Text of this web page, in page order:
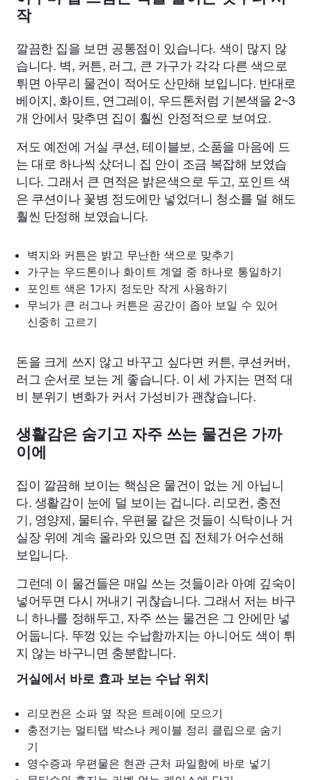
작
깔끔한 집을 보면 공통점이 있습니다. 색이 많지 않
습니다. 벽, 커튼, 러그, 큰 가구가 각각 다른 색으로
튀면 아무리 물건이 적어도 산만해 보입니다. 반대로
베이지, 화이트, 연그레이, 우드톤처럼 기본색을 2~3
개 안에서 맞추면 집이 훨씬 안정적으로 보여요.
저도 예전에 거실 쿠션, 테이블보, 소품을 마음에 드
는 대로 하나씩 샀더니 집 안이 조금 복잡해 보였습
니다. 그래서 큰 면적은 밝은색으로 두고, 포인트 색
은 쿠션이나 꽃병 정도에만 넣었더니 청소를 덜 해도
훨씬 단정해 보였습니다.
벽지와 커튼은 밝고 무난한 색으로 맞추기
가구는 우드톤이나 화이트 계열 중 하나로 통일하기
포인트 색은 1가지 정도만 작게 사용하기
무늬가 큰 러그나 커튼은 공간이 좁아 보일 수 있어
신중히 고르기
돈을 크게 쓰지 않고 바꾸고 싶다면 커튼, 쿠션커버,
러그 순서로 보는 게 좋습니다. 이 세 가지는 면적 대
비 분위기 변화가 커서 가성비가 괜찮습니다.
생활감은 숨기고 자주 쓰는 물건은 가까
이에
집이 깔끔해 보이는 핵심은 물건이 없는 게 아닙니
다. 생활감이 눈에 덜 보이는 겁니다. 리모컨, 충전
기, 영양제, 물티슈, 우편물 같은 것들이 식탁이나 거
실장 위에 계속 올라와 있으면 집 전체가 어수선해
보입니다.
그런데 이 물건들은 매일 쓰는 것들이라 아예 깊숙이
넣어두면 다시 꺼내기 귀찮습니다. 그래서 저는 바구
니 하나를 정해두고, 자주 쓰는 물건은 그 안에만 넣
어둡니다. 뚜껑 있는 수납함까지는 아니어도 색이 튀
지 않는 바구니면 충분합니다.
거실에서 바로 효과 보는 수납 위치
리모컨은 소파 옆 작은 트레이에 모으기
충전기는 멀티탭 박스나 케이블 정리 클립으로 숨기
기
영수증과 우편물은 현관 근처 파일함에 바로 넣기